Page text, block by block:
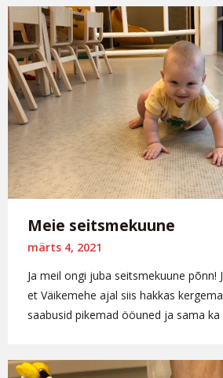
Meie seitsmekuune
märts 4, 2021
Ja meil ongi juba seitsmekuune põnn!
et Väikemehe ajal siis hakkas
saabusid pikemad ööuned ja sama